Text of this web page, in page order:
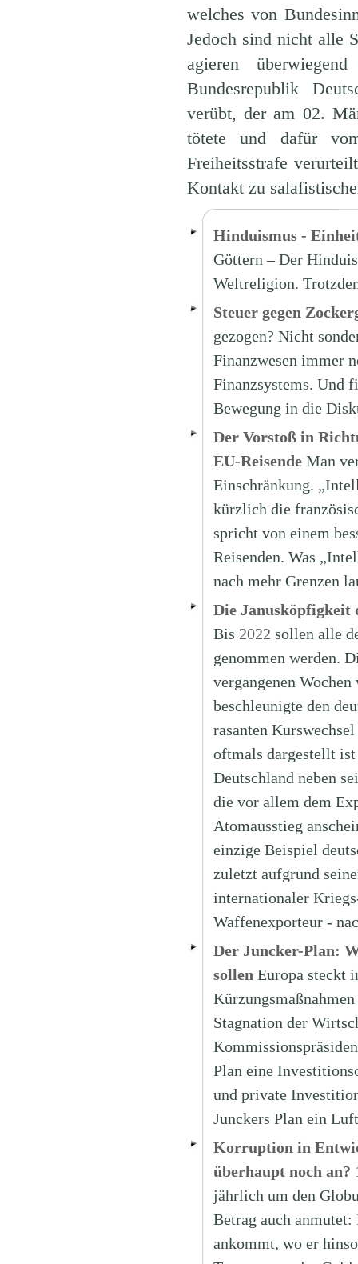
welches von
Jedoch sind nicht alle
agieren
Bundesrepublik
verübt, der am 02.
tötete und dafür
Freiheitsstrafe
Kontakt zu
Hinduismus -
Göttern – Der
Weltreligion.
Steuer gegen
gezogen? Nicht
Finanzwesen immer
Finanzsystems. Und
Bewegung in die
Der Vorstoß in
EU-Reisende Man
Einschränkung.
kürzlich die
spricht von einem
Reisenden. Was
nach mehr Grenzen
Die Janusköpfigkeit
Bis 2022 sollen alle
genommen werden.
vergangenen
beschleunigte den
rasanten
oftmals dargestellt
Deutschland neben
die vor allem dem
Atomausstieg
einzige Beispiel
zuletzt aufgrund
internationaler
Waffenexporteur -
Der Juncker-Plan:
sollen Europa steckt
Stagnation der
Plan eine
und private
Junckers Plan ein
Korruption in
überhaupt noch an?
jährlich um den
Betrag auch
ankommt, wo er